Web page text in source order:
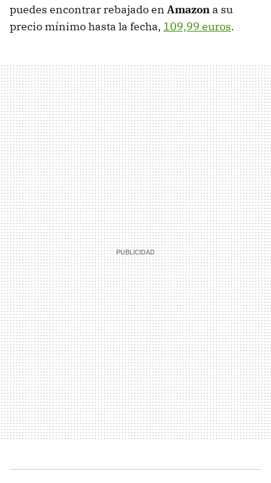
puedes encontrar rebajado en Amazon a su
precio mínimo hasta la fecha, 109,99 euros.